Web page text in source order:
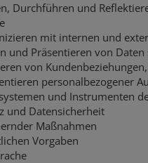
Durchführen und
mit internen und
und Präsentieren von
von
personalbezogener
und Instrumenten
und Datensicherheit
Maßnahmen
Vorgaben